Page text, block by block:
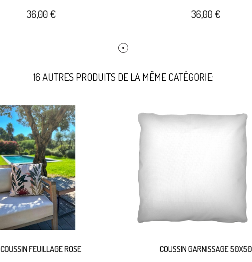
36,00 € 36,00 €
16 AUTRES PRODUITS DE LA MÊME CATÉGORIE:
COUSSIN FEUILLAGE ROSE COUSSIN GARNISSAGE 50X50